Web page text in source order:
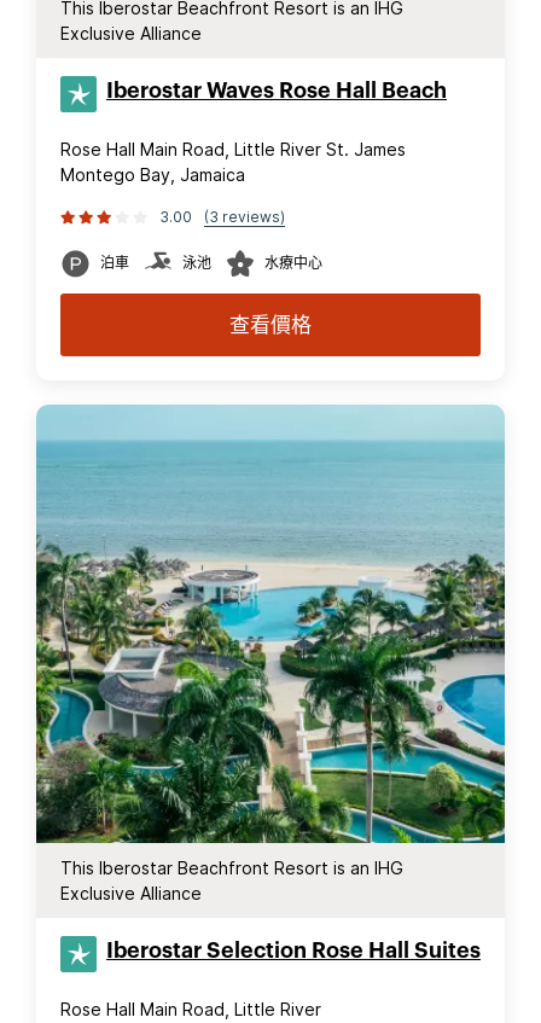
This Iberostar Beachfront Resort is an IHG
Exclusive Alliance
Iberostar Waves Rose Hall Beach
Rose Hall Main Road, Little River St. James
Montego Bay, Jamaica
3.00 (3 reviews)
泊車 泳池 水療中心
查看價格
This Iberostar Beachfront Resort is an IHG
Exclusive Alliance
Iberostar Selection​ Rose Hall Suites
Rose Hall Main Road, Little River